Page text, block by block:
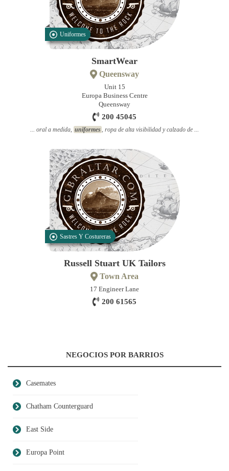
Uniformes
SmartWear
Queensway
Unit 15
Europa Business Centre
Queensway
200 45045
... oral a medida, uniformes , ropa de alta visibilidad y calzado de ...
Sastres Y Costureras
Russell Stuart UK Tailors
Town Area
17 Engineer Lane
200 61565
NEGOCIOS POR BARRIOS
Casemates
Chatham Counterguard
East Side
Europa Point